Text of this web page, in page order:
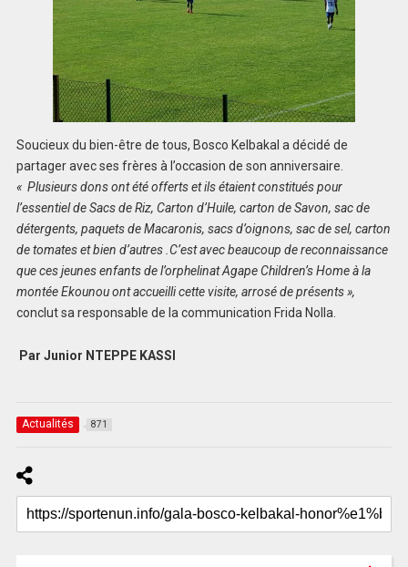
Soucieux du bien-être de tous, Bosco Kelbakal a décidé de
partager avec ses frères à l’occasion de son anniversaire.
« Plusieurs dons ont été offerts et ils étaient constitués pour
l’essentiel de Sacs de Riz, Carton d’Huile, carton de Savon, sac de
détergents, paquets de Macaronis, sacs d’oignons, sac de sel, carton
de tomates et bien d’autres .C’est avec beaucoup de reconnaissance
que ces jeunes enfants de l’orphelinat Agape Children’s Home à la
montée Ekounou ont accueilli cette visite, arrosé de présents »,
conclut sa responsable de la communication Frida Nolla.
Par Junior NTEPPE KASSI
Actualités 871